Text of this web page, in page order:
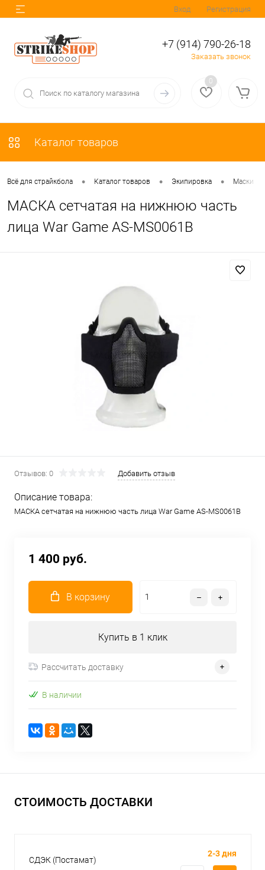
Вход Регистрация
+7 (914) 790-26-18
Заказать звонок
0
Каталог товаров
Всё для страйкбола • Каталог товаров • Экипировка • Маски
МАСКА сетчатая на нижнюю часть
лица War Game AS-MS0061B
Отзывов: 0 Добавить отзыв
Описание товара:
МАСКА сетчатая на нижнюю часть лица War Game AS-MS0061B
1 400 руб.
В корзину
Купить в 1 клик
Рассчитать доставку
В наличии
СТОИМОСТЬ ДОСТАВКИ
СДЭК (Постамат)
2-3 дня